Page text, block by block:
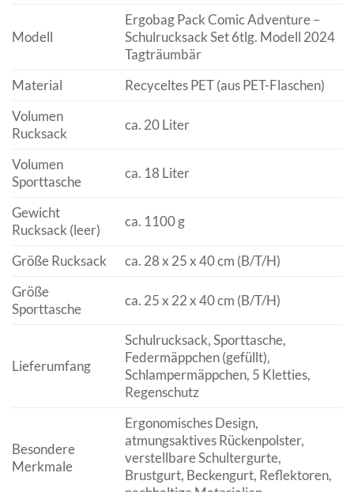
Modell
Ergobag Pack Comic Adventure –
Schulrucksack Set 6tlg. Modell 2024
Tagträumbär
Material
Recyceltes PET (aus PET-Flaschen)
Volumen
Rucksack
ca. 20 Liter
Volumen
Sporttasche
ca. 18 Liter
Gewicht
Rucksack (leer)
ca. 1100 g
Größe Rucksack
ca. 28 x 25 x 40 cm (B/T/H)
Größe
Sporttasche
ca. 25 x 22 x 40 cm (B/T/H)
Lieferumfang
Schulrucksack, Sporttasche,
Federmäppchen (gefüllt),
Schlampermäppchen, 5 Kletties,
Regenschutz
Besondere
Merkmale
Ergonomisches Design,
atmungsaktives Rückenpolster,
verstellbare Schultergurte,
Brustgurt, Beckengurt, Reflektoren,